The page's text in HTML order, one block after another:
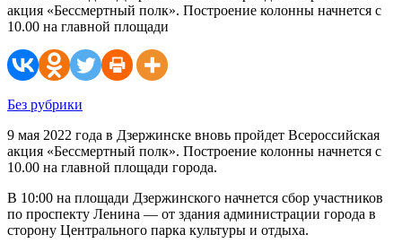
акция «Бессмертный полк». Построение колонны начнется с
10.00 на главной площади
Без рубрики
9 мая 2022 года в Дзержинске вновь пройдет Всероссийская
акция «Бессмертный полк». Построение колонны начнется с
10.00 на главной площади города.
В 10:00 на площади Дзержинского начнется сбор участников
по проспекту Ленина — от здания администрации города в
сторону Центрального парка культуры и отдыха.